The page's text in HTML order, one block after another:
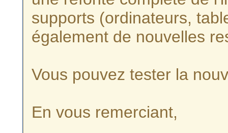
supports (ordinateurs,
également de nouvelles
Vous pouvez tester la
En vous remerciant,